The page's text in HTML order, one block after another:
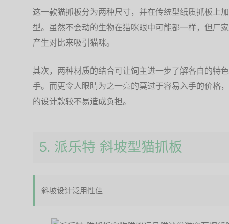
这一款猫抓板分为两种尺寸，并在传统型纸质抓板上
型。虽然不会动的生物在猫咪眼中可能都一样，但厂
产生对比来吸引猫咪。
其次，两种材质的结合可让饲主进一步了解各自的特
手。而更令人眼睛为之一亮的莫过于容易入手的价格
的设计款较不易造成负担。
5. 派乐特 斜坡型猫抓板
斜坡设计泛用性佳